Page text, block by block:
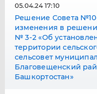
Решение Совета
изменения в
№ 3-2 «Об
территории
сельсовет
Благовещенский
Башкортостан»
05.04.24 17:10